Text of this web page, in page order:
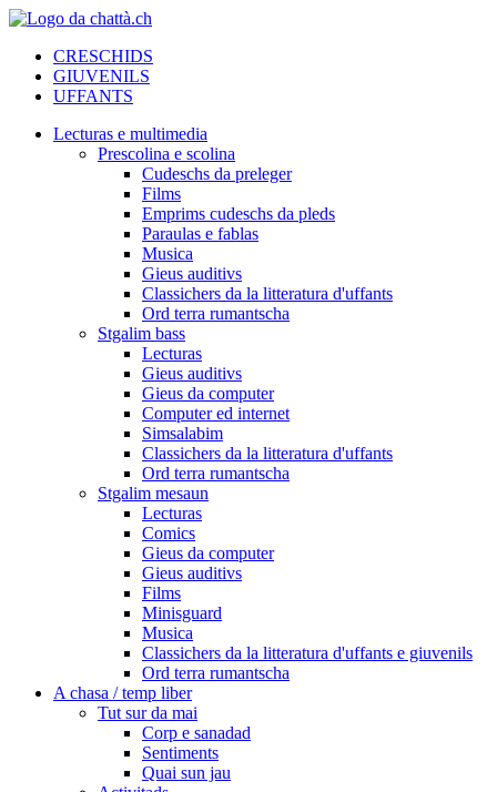
CRESCHIDS
GIUVENILS
UFFANTS
Lecturas e multimedia
Prescolina e scolina
Cudeschs da preleger
Films
Emprims cudeschs da pleds
Paraulas e fablas
Musica
Gieus auditivs
Classichers da la litteratura d'uffants
Ord terra rumantscha
Stgalim bass
Lecturas
Gieus auditivs
Gieus da computer
Computer ed internet
Simsalabim
Classichers da la litteratura d'uffants
Ord terra rumantscha
Stgalim mesaun
Lecturas
Comics
Gieus da computer
Gieus auditivs
Films
Minisguard
Musica
Classichers da la litteratura d'uffants e giuvenils
Ord terra rumantscha
A chasa / temp liber
Tut sur da mai
Corp e sanadad
Sentiments
Quai sun jau